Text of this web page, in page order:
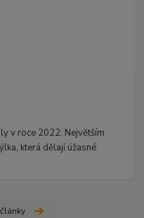
v roce 2022. Největším
která dělají úžasné